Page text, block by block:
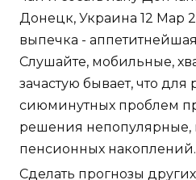
Донецк, Украина 12 Мар
выпечка -
Слушайте, мобильные,
зачастую бывает, что
сиюминутных проблем
решения непопулярные,
пенсионных накоплений.
Сделать прогнозы